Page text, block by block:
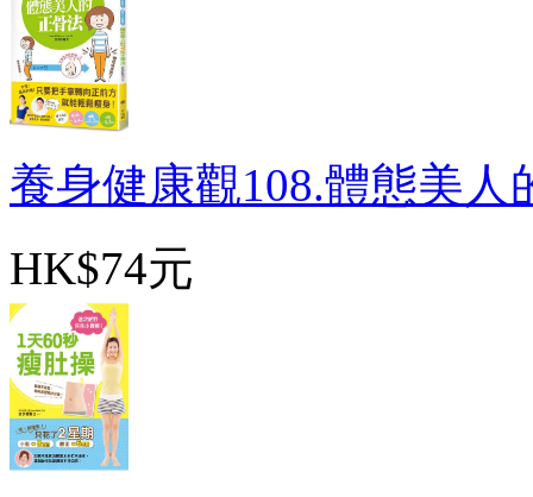
養身健康觀108.體態美人
HK$74元